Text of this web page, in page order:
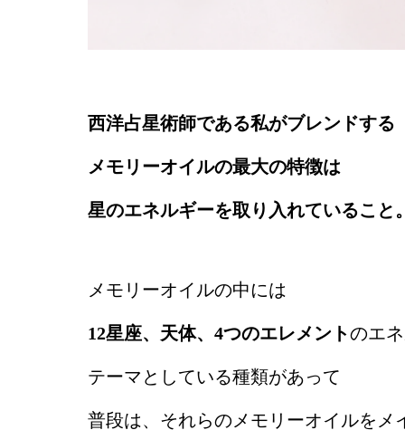
西洋占星術師である私がブレンドする
メモリーオイルの最大の特徴は
星のエネルギーを取り入れていること
メモリーオイルの中には
12星座、天体、4つのエレメントのエ
テーマとしている種類があって
普段は、それらのメモリーオイルをメ